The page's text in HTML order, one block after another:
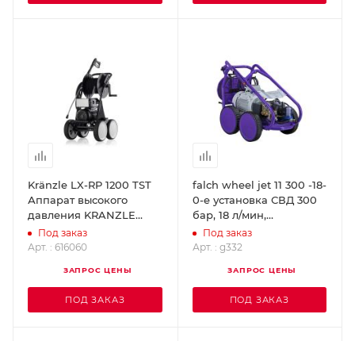
Kränzle LX-RP 1200 TST
Аппарат высокого
давления KRANZLE
616060
Под заказ
Арт. : 616060
ЗАПРОС ЦЕНЫ
ПОД ЗАКАЗ
falch wheel jet 11 300 -18-
0-e установка СВД 300
бар, 18 л/мин,
Под заказ
Арт. : g332
ЗАПРОС ЦЕНЫ
ПОД ЗАКАЗ